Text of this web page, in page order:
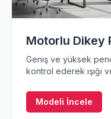
Motorlu Dikey
Geniş ve yüksek
kontrol ederek ışığı
Modeli İncele